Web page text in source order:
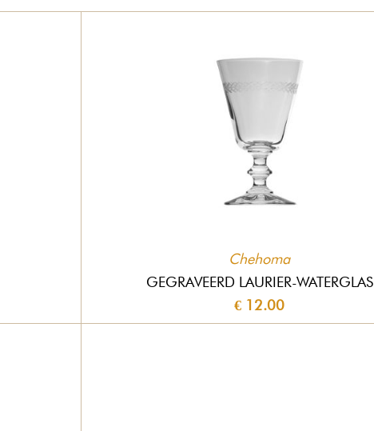
Chehoma
GEGRAVEERD LAURIER-WATERGLAS
€ 12.00